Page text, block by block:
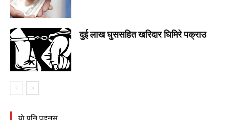
दुई लाख घुससहित खरिदार घिमिरे पक्राउ